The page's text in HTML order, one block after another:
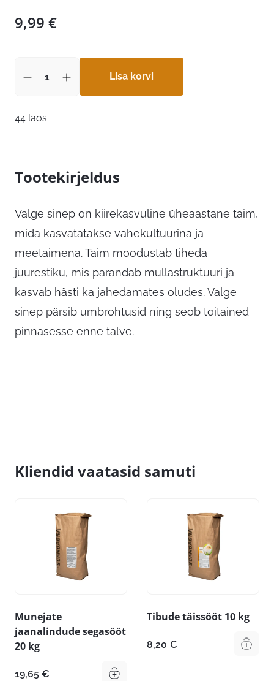
9,99 €
Lisa korvi
44 laos
Tootekirjeldus
Valge sinep on kiirekasvuline üheaastane taim,
mida kasvatatakse vahekultuurina ja
meetaimena. Taim moodustab tiheda
juurestiku, mis parandab mullastruktuuri ja
kasvab hästi ka jahedamates oludes. Valge
sinep pärsib umbrohtusid ning seob toitained
pinnasesse enne talve.
Kliendid vaatasid samuti
Munejate
jaanalindude segasööt
20 kg
19,65 €
Tibude täissööt 10 kg
8,20 €